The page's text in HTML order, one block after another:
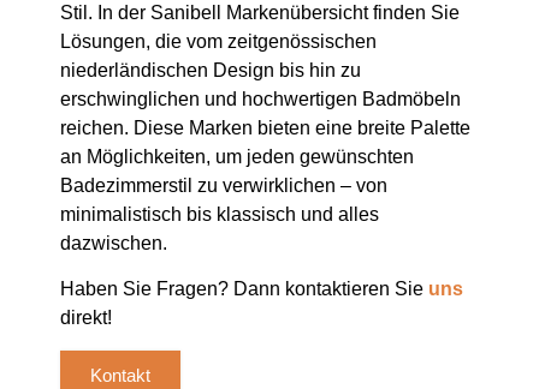
Stil. In der Sanibell Markenübersicht finden Sie
Lösungen, die vom zeitgenössischen
niederländischen Design bis hin zu
erschwinglichen und hochwertigen Badmöbeln
reichen. Diese Marken bieten eine breite Palette
an Möglichkeiten, um jeden gewünschten
Badezimmerstil zu verwirklichen – von
minimalistisch bis klassisch und alles
dazwischen.
Haben Sie Fragen? Dann kontaktieren Sie uns
direkt!
Kontakt